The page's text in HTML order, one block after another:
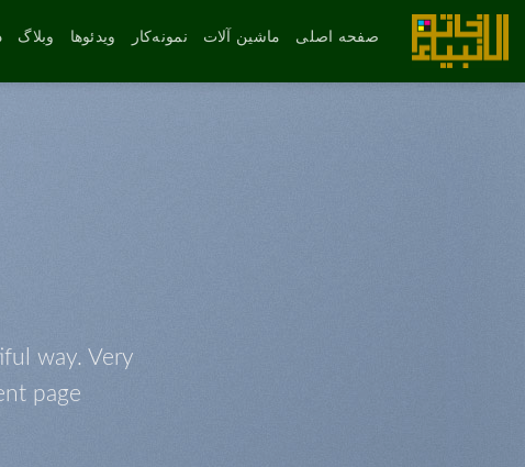
محتوا
صفحه اصلی ماشین آلات نمونه‌کار ویدئوها وبلاگ
way. Very
page.